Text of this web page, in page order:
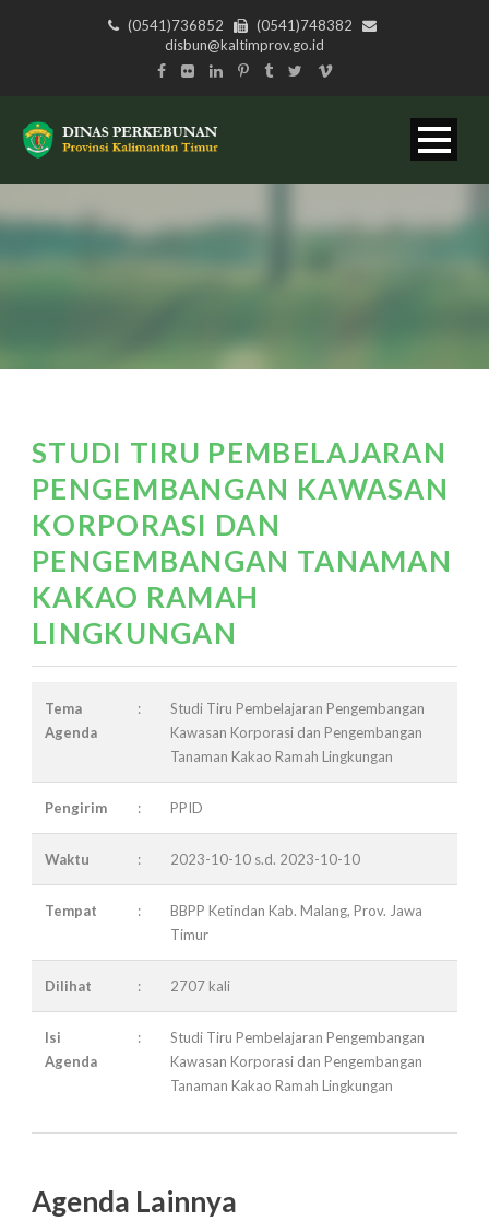
(0541)736852
(0541)748382
disbun@kaltimprov.go.id
STUDI TIRU PEMBELAJARAN
PENGEMBANGAN KAWASAN
KORPORASI DAN
PENGEMBANGAN TANAMAN
KAKAO RAMAH
LINGKUNGAN
Tema
Agenda
:
Studi Tiru Pembelajaran Pengembangan
Kawasan Korporasi dan Pengembangan
Tanaman Kakao Ramah Lingkungan
Pengirim : PPID
Waktu : 2023-10-10 s.d. 2023-10-10
Tempat :
BBPP Ketindan Kab. Malang, Prov. Jawa
Timur
Dilihat : 2707 kali
Isi
Agenda
:
Studi Tiru Pembelajaran Pengembangan
Kawasan Korporasi dan Pengembangan
Tanaman Kakao Ramah Lingkungan
Agenda Lainnya